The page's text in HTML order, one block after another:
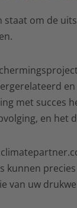
om de
met succes
en het
kunnen
van uw